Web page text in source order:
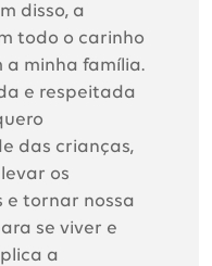
disso, a
todo o carinho
a minha família.
e respeitada
das crianças,
os
e tornar nossa
se viver e
a